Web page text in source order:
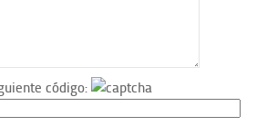
código: